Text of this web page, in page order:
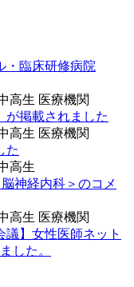
・臨床研修病院
高生 医療機関
が掲載されました
高生 医療機関
た
高生
神経内科＞のコメ
高生 医療機関
議】女性医師ネット
した。